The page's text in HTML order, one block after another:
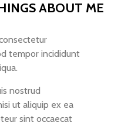
ABOUT ME
tempor incididunt
nostrud
ut aliquip ex ea
sint occaecat